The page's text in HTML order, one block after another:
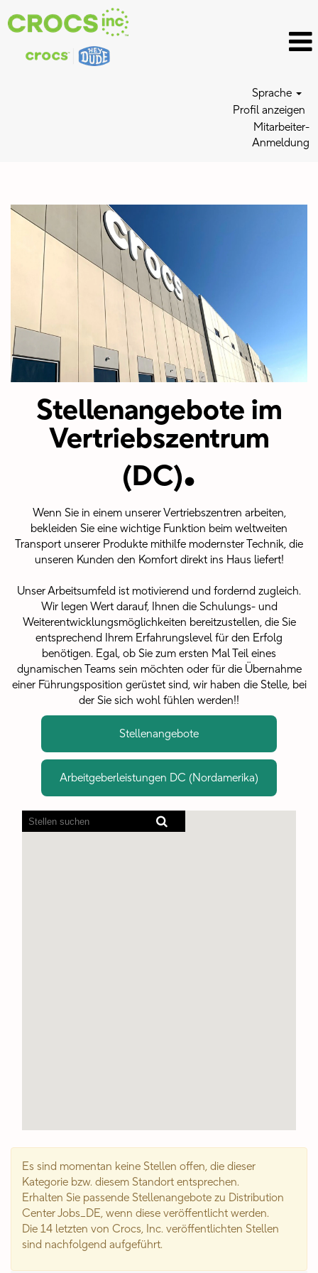
Sprache
Profil anzeigen
Mitarbeiter-
Anmeldung
Jobs_DE
Stellenangebote im
Vertriebszentrum
(DC).
Wenn Sie in einem unserer Vertriebszentren arbeiten,
bekleiden Sie eine wichtige Funktion beim weltweiten
Transport unserer Produkte mithilfe modernster Technik, die
unseren Kunden den Komfort direkt ins Haus liefert!
Unser Arbeitsumfeld ist motivierend und fordernd zugleich.
Wir legen Wert darauf, Ihnen die Schulungs- und
Weiterentwicklungsmöglichkeiten bereitzustellen, die Sie
entsprechend Ihrem Erfahrungslevel für den Erfolg
benötigen. Egal, ob Sie zum ersten Mal Teil eines
dynamischen Teams sein möchten oder für die Übernahme
einer Führungsposition gerüstet sind, wir haben die Stelle, bei
der Sie sich wohl fühlen werden!!
Stellenangebote
Arbeitgeberleistungen DC (Nordamerika)
Bildschirmausleseprogramme
können
Es sind momentan keine Stellen offen, die dieser
Kategorie bzw. diesem Standort entsprechen.
Erhalten Sie passende Stellenangebote zu Distribution
Center Jobs_DE, wenn diese veröffentlicht werden.
Die 14 letzten von Crocs, Inc. veröffentlichten Stellen
sind nachfolgend aufgeführt.